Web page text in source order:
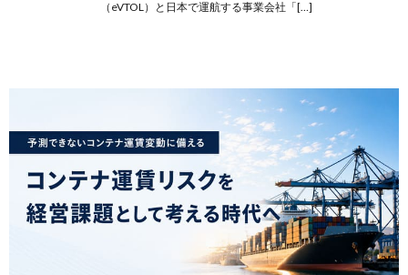
（eVTOL）と日本で運航する事業会社「[…]